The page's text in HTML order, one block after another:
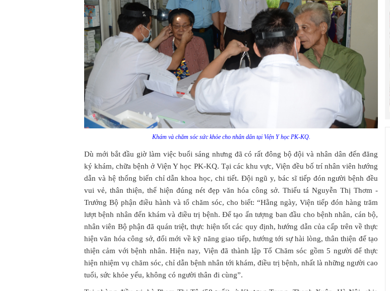
Khám và chăm sóc sức khỏe cho nhân dân tại Viện Y học PK-KQ.
Dù mới bắt đầu giờ làm việc buổi sáng nhưng đã có rất đông bộ đội và nhân dân đến đăng
ký khám, chữa bệnh ở Viện Y học PK-KQ. Tại các khu vực, Viện đều bố trí nhân viên hướng
dẫn và hệ thống biển chỉ dẫn khoa học, chi tiết. Đội ngũ y, bác sĩ tiếp đón người bệnh đều
vui vẻ, thân thiện, thể hiện đúng nét đẹp văn hóa công sở. Thiếu tá Nguyễn Thị Thơm -
Trưởng Bộ phận điều hành và tổ chăm sóc, cho biết: “Hằng ngày, Viện tiếp đón hàng trăm
lượt bệnh nhân đến khám và điều trị bệnh. Để tạo ấn tượng ban đầu cho bệnh nhân, cán bộ,
nhân viên Bộ phận đã quán triệt, thực hiện tốt các quy định, hướng dẫn của cấp trên về thực
hiện văn hóa công sở, đổi mới về kỹ năng giao tiếp, hướng tới sự hài lòng, thân thiện để tạo
thiện cảm với bệnh nhân. Hiện nay, Viện đã thành lập Tổ Chăm sóc gồm 5 người để thực
hiện nhiệm vụ chăm sóc, chỉ dẫn bệnh nhân tới khám, điều trị bệnh, nhất là những người cao
tuổi, sức khỏe yếu, không có người thân đi cùng”.